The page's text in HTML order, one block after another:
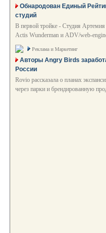
Обнародован Единый
студий
В первой тройке - Студия Артемия
Actis Wunderman и ADV/web-
Реклама и Маркетинг
Авторы Angry Birds
России
Rovio рассказала о планах
через парки и брендированную